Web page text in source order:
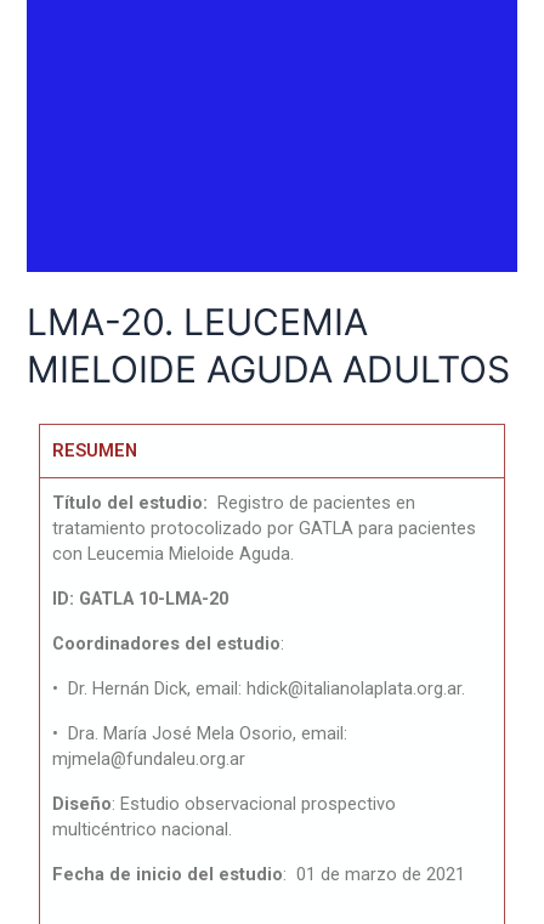
LMA-20. LEUCEMIA
MIELOIDE AGUDA ADULTOS
RESUMEN
Título del estudio: Registro de pacientes en
tratamiento protocolizado por GATLA para pacientes
con Leucemia Mieloide Aguda.
ID: GATLA 10-LMA-20
Coordinadores del estudio:
• Dr. Hernán Dick, email: hdick@italianolaplata.org.ar.
• Dra. María José Mela Osorio, email:
mjmela@fundaleu.org.ar
Diseño:Estudio observacional prospectivo
multicéntrico nacional.
Fecha de inicio del estudio: 01 de marzo de 2021